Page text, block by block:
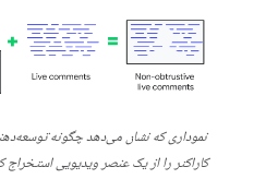
کاراکتر را از یک عنصر ویدیویی استخراج